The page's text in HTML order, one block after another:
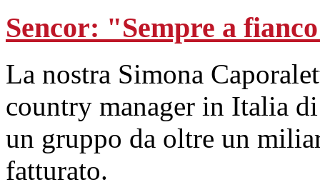
Sencor: "Sempre a
La nostra Simona
country manager in Italia
un gruppo da oltre un
fatturato.